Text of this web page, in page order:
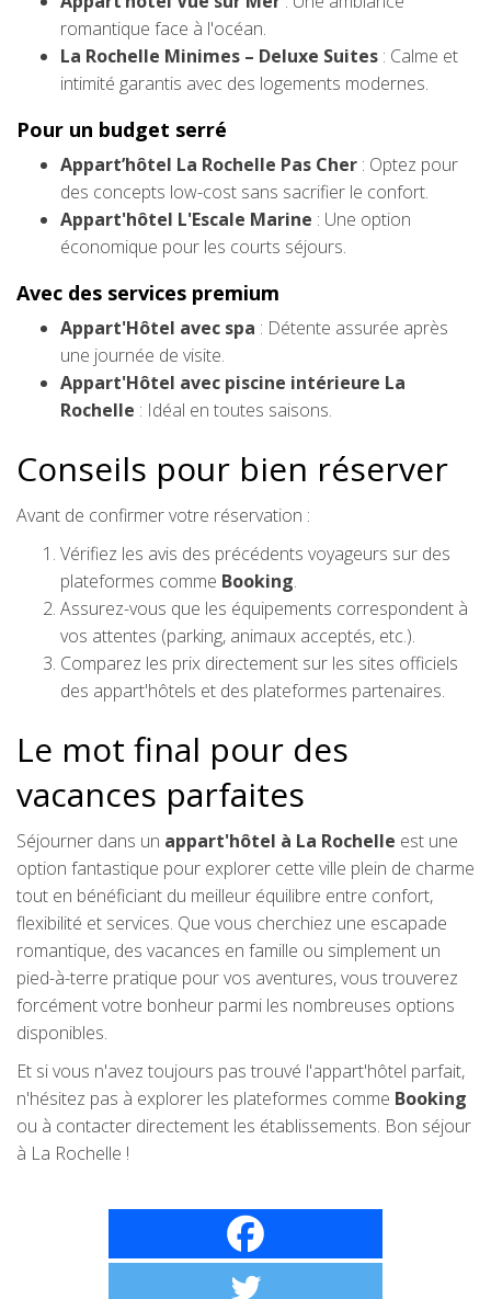
romantique face à l'océan.
La Rochelle Minimes – Deluxe Suites : Calme et
intimité garantis avec des logements modernes.
Pour un budget serré
Appart’hôtel La Rochelle Pas Cher : Optez pour
des concepts low-cost sans sacrifier le confort.
Appart'hôtel L'Escale Marine : Une option
économique pour les courts séjours.
Avec des services premium
Appart'Hôtel avec spa : Détente assurée après
une journée de visite.
Appart'Hôtel avec piscine intérieure La
Rochelle : Idéal en toutes saisons.
Conseils pour bien réserver
Avant de confirmer votre réservation :
Vérifiez les avis des précédents voyageurs sur des
plateformes comme Booking.
Assurez-vous que les équipements correspondent à
vos attentes (parking, animaux acceptés, etc.).
Comparez les prix directement sur les sites officiels
des appart'hôtels et des plateformes partenaires.
Le mot final pour des
vacances parfaites
Séjourner dans un appart'hôtel à La Rochelle est une
option fantastique pour explorer cette ville plein de charme
tout en bénéficiant du meilleur équilibre entre confort,
flexibilité et services. Que vous cherchiez une escapade
romantique, des vacances en famille ou simplement un
pied-à-terre pratique pour vos aventures, vous trouverez
forcément votre bonheur parmi les nombreuses options
disponibles.
Et si vous n'avez toujours pas trouvé l'appart'hôtel parfait,
n'hésitez pas à explorer les plateformes comme Booking
ou à contacter directement les établissements. Bon séjour
à La Rochelle !